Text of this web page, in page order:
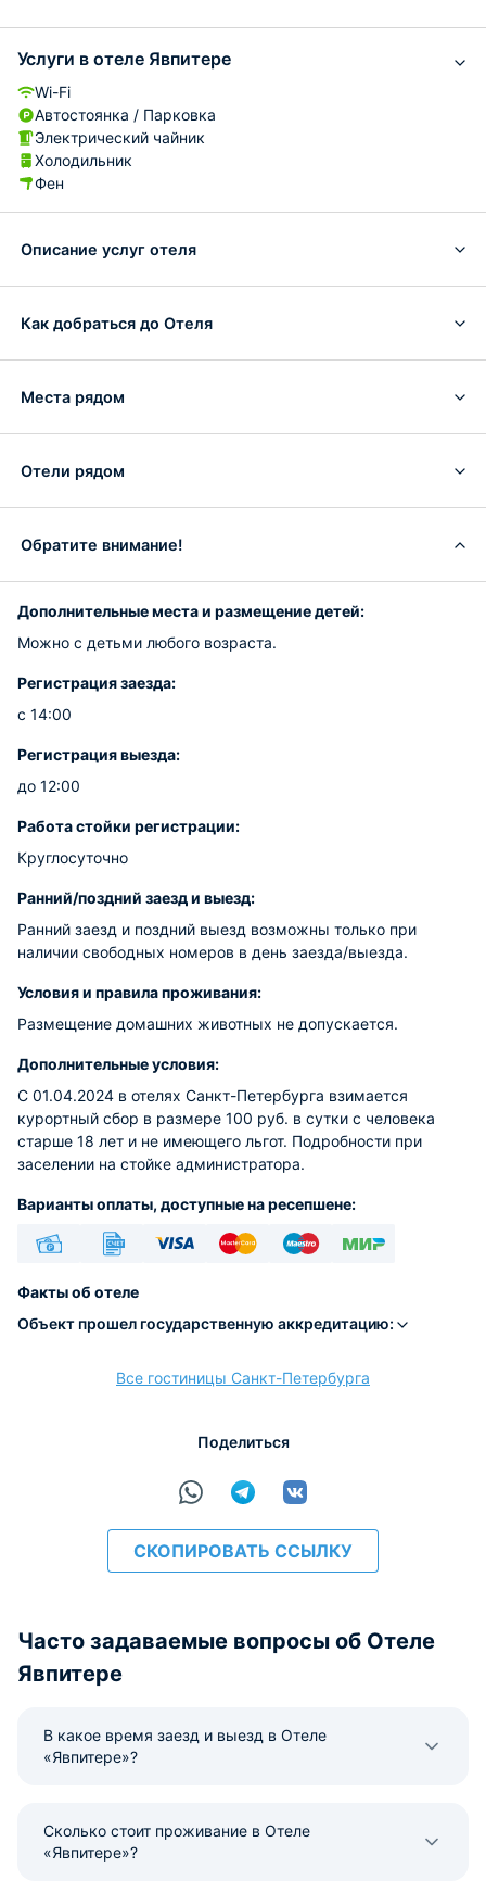
Услуги в отеле Явпитере
Wi-Fi
Автостоянка / Парковка
Электрический чайник
Холодильник
Фен
Описание услуг отеля
Как добраться до Отеля
Места рядом
Отели рядом
Обратите внимание!
Дополнительные места и размещение детей:
Можно с детьми любого возраста.
Регистрация заезда:
с 14:00
Регистрация выезда:
до 12:00
Работа стойки регистрации:
Круглосуточно
Ранний/поздний заезд и выезд:
Ранний заезд и поздний выезд возможны только при
наличии свободных номеров в день заезда/выезда.
Условия и правила проживания:
Размещение домашних животных не допускается.
Дополнительные условия:
С 01.04.2024 в отелях Санкт-Петербурга взимается
курортный сбор в размере 100 руб. в сутки с человека
старше 18 лет и не имеющего льгот. Подробности при
заселении на стойке администратора.
Варианты оплаты, доступные на ресепшене:
расчёт
Факты об отеле
Объект прошел государственную аккредитацию:
Все гостиницы Санкт-Петербурга
Поделиться
СКОПИРОВАТЬ ССЫЛКУ
Часто задаваемые вопросы об Отеле
Явпитере
В какое время заезд и выезд в Отеле
«Явпитере»?
Сколько стоит проживание в Отеле
«Явпитере»?